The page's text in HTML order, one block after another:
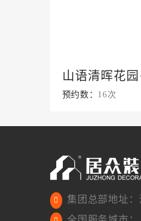
山语清晖花园
预约数： 16次
集团总部地址